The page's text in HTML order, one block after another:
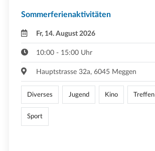
Sommerferienaktivitäten
Fr, 14. August 2026
10:00 - 15:00 Uhr
Hauptstrasse 32a, 6045 Meggen
Diverses Jugend Kino Treffen
Sport